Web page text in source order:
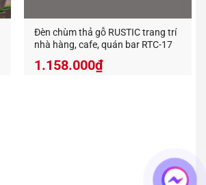
Đèn chùm thả gỗ RUSTIC trang trí
nhà hàng, cafe, quán bar RTC-17
1.158.000₫